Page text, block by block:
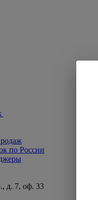
по России
д. 7, оф. 33